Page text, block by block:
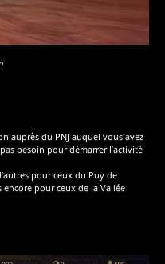
auprès du PNJ auquel vous avez
besoin pour démarrer l’activité
pour ceux du Puy de
encore pour ceux de la Vallée